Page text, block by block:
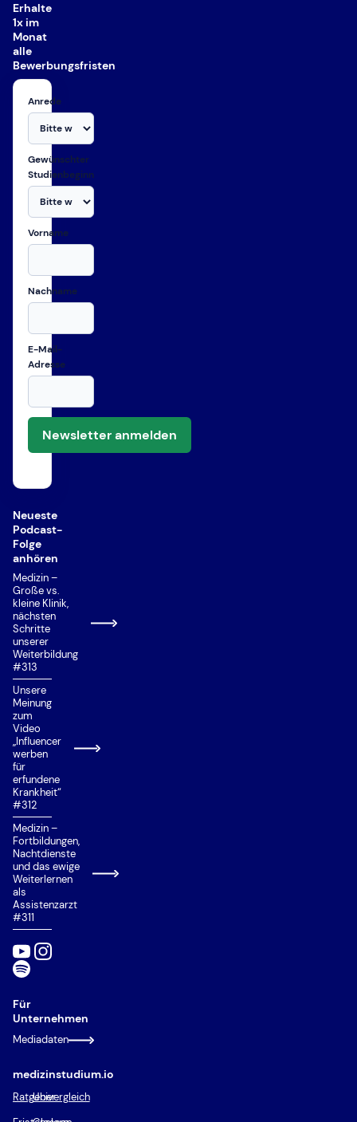
Erhalte
1x im
Monat
alle
Bewerbungsfristen
Anrede
Gewünschter
Studienbeginn
Vorname
Nachname
E-Mail-
Adresse
Newsletter anmelden
Neueste
Podcast-
Folge
anhören
Medizin –
Große vs.
kleine Klinik,
nächsten
Schritte
unserer
Weiterbildung
#313
Unsere
Meinung
zum
Video
„Influencer
werben
für
erfundene
Krankheit“
#312
Medizin –
Fortbildungen,
Nachtdienste
und das ewige
Weiterlernen
als
Assistenzarzt
#311
medizinstudium.io
Ratgeber
Univergleich
Für
Unternehmen
Mediadaten